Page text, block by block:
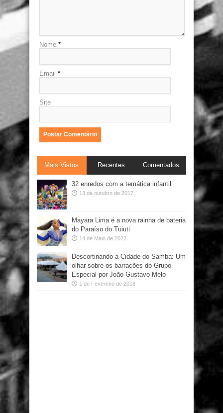
Nome *
Email *
Site
Mais Vistos Recentes Comentados
32 enredos com a temática infantil
13 de outubro de 2017
Mayara Lima é a nova rainha de bateria
do Paraíso do Tuiuti
14 de Maio de 2022
Descortinando a Cidade do Samba: Um
olhar sobre os barracões do Grupo
Especial por João Gustavo Melo
1 de Fevereiro de 2018